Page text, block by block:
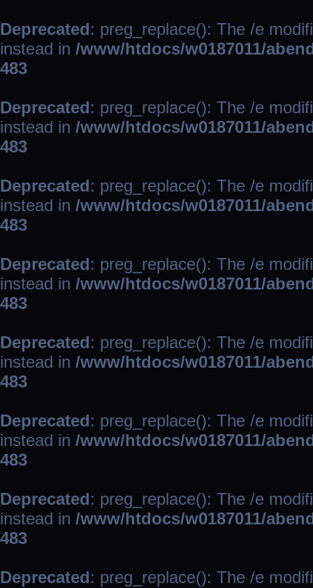
Deprecated: preg_replace(): The /e
instead in /www/htdocs/w0187011/
483
Deprecated: preg_replace(): The /e
instead in /www/htdocs/w0187011/
483
Deprecated: preg_replace(): The /e
instead in /www/htdocs/w0187011/
483
Deprecated: preg_replace(): The /e
instead in /www/htdocs/w0187011/
483
Deprecated: preg_replace(): The /e
instead in /www/htdocs/w0187011/
483
Deprecated: preg_replace(): The /e
instead in /www/htdocs/w0187011/
483
Deprecated: preg_replace(): The /e
instead in /www/htdocs/w0187011/
483
Deprecated: preg_replace(): The /e